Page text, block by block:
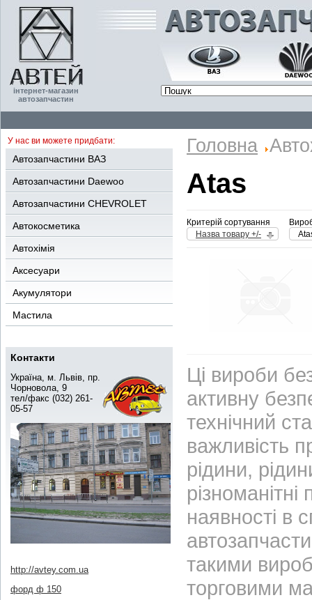
інтернет-магазин
автозапчастин
У нас ви можете придбати:
Автозапчастини ВАЗ
Автозапчастини Daewoo
Автозапчастини CHEVROLET
Автокосметика
Автохімія
Аксесуари
Акумулятори
Мастила
Контакти
Україна, м. Львів, пр.
Чорновола, 9
тел/факс (032) 261-
05-57
http://avtey.com.ua
форд ф 150
Головна
Atas
Критерій сортування
Назва товару +/-
Ці вироби
активну
технічний
важливість
рідини,
наявності в
такими
торговими